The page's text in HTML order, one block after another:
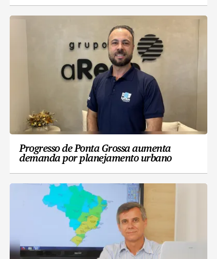
Progresso de Ponta Grossa aumenta
demanda por planejamento urbano